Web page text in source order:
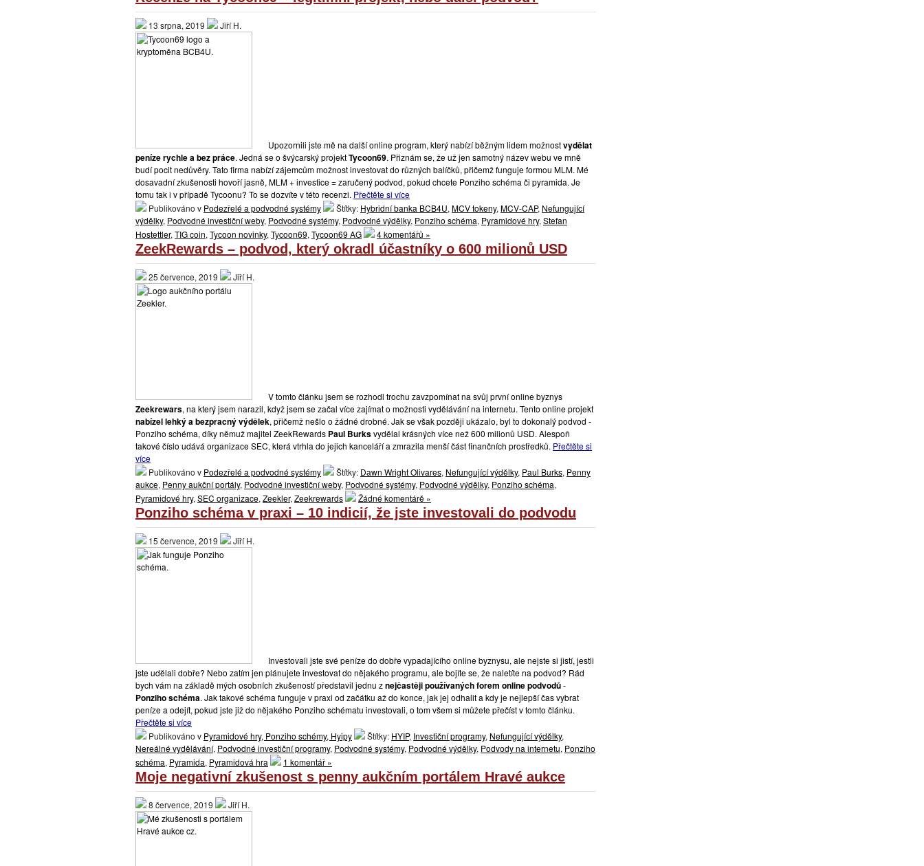
13 srpna, 2019 Jiří H.
Upozornili jste mě na další online program, který nabízí běžným lidem možnostvydělat
peníze rychle a bez práce. Jedná se o švýcarský projektTycoon69. Přiznám se, že už jen samotný název webu ve mně
budí pocit nedůvěry. Tato firma nabízí zájemcům možnost investovat do různých balíčků, přičemž funguje formou MLM. Mé
dosavadní zkušenosti hovoří jasně, MLM + investice = zaručený podvod, pokud chcete Ponziho schéma či pyramida. Je
tomu tak i v případě Tycoonu? To se dozvíte v této recenzi. Přečtěte si více
Publikováno v Podezřelé a podvodné systémy Štítky: Hybridní banka BCB4U, MCV tokeny, MCV-CAP, Nefungující
výdělky, Podvodné investiční weby, Podvodné systémy, Podvodné výdělky, Ponziho schéma, Pyramidové hry, Stefan
Hostettler, TIG coin, Tycoon novinky, Tycoon69, Tycoon69 AG 4 komentářů »
ZeekRewards – podvod, který okradl účastníky o 600 milionů USD
25 července, 2019 Jiří H.
V tomto článku jsem se rozhodl trochu zavzpomínat na svůj první online byznys
Zeekrewars, na který jsem narazil, když jsem se začal více zajímat o možnosti vydělávání na internetu. Tento online projekt
nabízel lehký a bezpracný výdělek, přičemž nešlo o žádné drobné. Jak se však později ukázalo, byl to dokonalý podvod -
Ponziho schéma, díky němuž majitel ZeekRewards Paul Burksvydělal krásných více než 600 milionů USD. Alespoň
takové číslo udává organizace SEC, která vtrhla do jejich kanceláří a zmrazila menší část finančních prostředků. Přečtěte si
více
Publikováno v Podezřelé a podvodné systémy Štítky: Dawn Wright Olivares, Nefungující výdělky, Paul Burks, Penny
aukce, Penny aukční portály, Podvodné investiční weby, Podvodné systémy, Podvodné výdělky, Ponziho schéma,
Pyramidové hry, SEC organizace, Zeekler, Zeekrewards Žádné komentárě »
Ponziho schéma v praxi – 10 indicií, že jste investovali do podvodu
15 července, 2019 Jiří H.
Investovali jste své peníze do dobře vypadajícího online byznysu, ale nejste si jistí, jestli
jste udělali dobře? Nebo zatím jen plánujete investovat do nějakého programu, ale bojíte se, že naletíte na podvod? Rád
bych vám na základě mých osobních zkušeností představil jednu znejčastěji používaných forem online podvodů-
Ponziho schéma. Jak takové schéma funguje v praxi od začátku až do konce, jak jej odhalit a kdy je nejlepší čas vybrat
peníze a odejít, pokud jste již do nějakého Ponziho schématu investovali, o tom všem si můžete přečíst v tomto článku.
Přečtěte si více
Publikováno v Pyramidové hry, Ponziho schémy, Hyipy Štítky: HYIP, Investiční programy, Nefungující výdělky,
Nereálné vydělávání, Podvodné investiční programy, Podvodné systémy, Podvodné výdělky, Podvody na internetu, Ponziho
schéma, Pyramida, Pyramidová hra 1 komentář »
Moje negativní zkušenost s penny aukčním portálem Hravé aukce
8 července, 2019 Jiří H.